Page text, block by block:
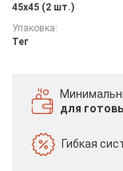
45х45 (2 шт.)
Упаковка:
Тег
для
Гибкая